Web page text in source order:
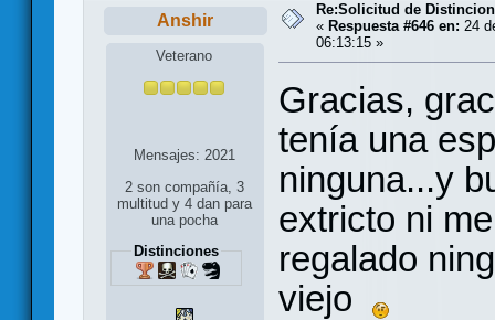
Anshir
Veterano
Mensajes: 2021
2 son compañía, 3
multitud y 4 dan para
una pocha
Distinciones
Re:Solicitud de
« Respuesta #646 en: 24
06:13:15 »
Gracias,
tenía una
ninguna...y
extricto ni
regalado
viejo